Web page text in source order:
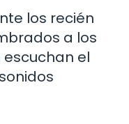
los recién
a los
el